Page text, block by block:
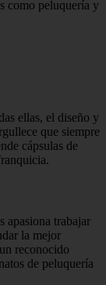
como peluquería y
ellas, el diseño y
que siem­pre
cápsulas de
apasiona trabajar
la me­jor
reconocido
de peluquería